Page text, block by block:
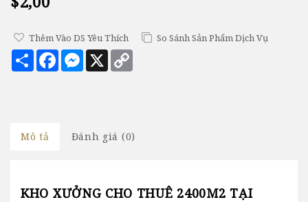
Thêm Vào DS Yêu Thích So Sánh Sản Phẩm Dịch Vụ
Chia
sẻ
FacebookMessenger
X
Mô tả Đánh giá (0)
KHO XƯỞNG CHO THUÊ 2400M2 TẠI